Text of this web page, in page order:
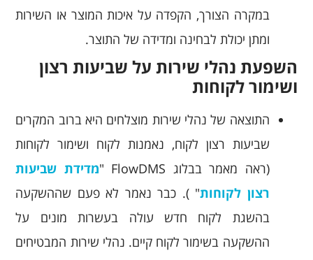
במקרה הצורך, הקפדה על איכות המוצר או השירות
ומתן יכולת לבחינה ומדידה של התוצר.
השפעת נהלי שירות על שביעות רצון
ושימור לקוחות
התוצאה של נהלי שירות מוצלחים היא ברוב המקרים
שביעות רצון לקוח, נאמנות לקוח ושימור לקוחות
(ראה מאמר בבלוג FlowDMS "
מדידת שביעות
רצון לקוחות" ). כבר נאמר לא פעם שההשקעה
בהשגת לקוח חדש עולה בעשרות מונים על
ההשקעה בשימור לקוח קיים. נהלי שירות המבטיחים